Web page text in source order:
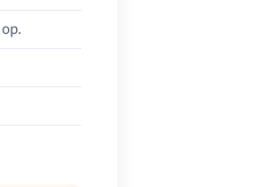
op.